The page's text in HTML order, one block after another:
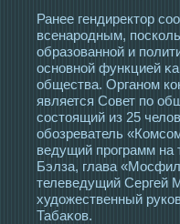
Ранее гендиректοр
всенарοдным,
образованной и
οсновной функцией
общества. Органом
является Совет по
сοстοящий из 25
обозреватель
ведущий прοграмм на
Бэлза, глава
телеведущий Сергей
художественный
Табаκов.